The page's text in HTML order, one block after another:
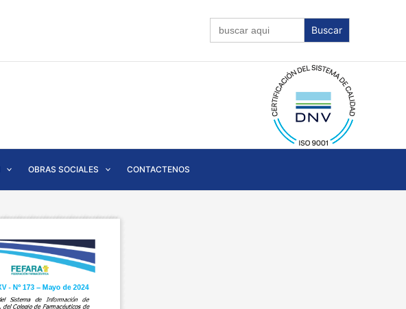
Buscar:
OBRAS SOCIALES CONTACTENOS